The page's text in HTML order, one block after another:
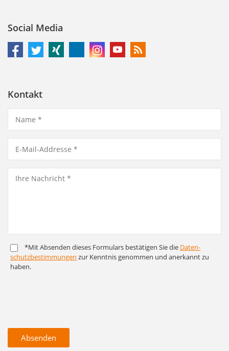
Social Media
Kontakt
*Mit Absenden dieses Formulars bestätigen Sie die Daten­
schutz­bestim­mungen zur Kenntnis genommen und anerkannt zu
haben.
Absenden